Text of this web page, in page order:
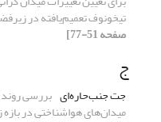
تیخونوف تعمیم‌یافته در
صفحه 51-77]
ج
جت جنب‌حاره‌ای بررسی روند
میدان‌‌های هواشناختی در بازه زمانی